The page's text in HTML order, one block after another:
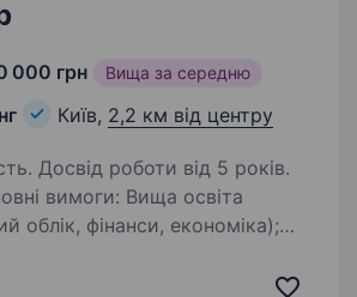
000 грн Вища за середню
Київ, 2,2 км від центру
Досвід роботи від 5 років.
Вища освіта
облік, фінанси, економіка);